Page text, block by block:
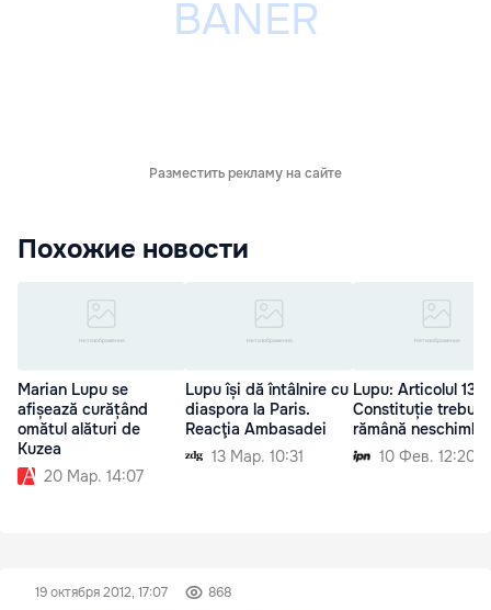
Разместить рекламу на сайте
Похожие новости
Marian Lupu se
afișează curățând
omătul alături de
Kuzea
20 Мар. 14:07
Lupu își dă întâlnire cu
diaspora la Paris.
Reacţia Ambasadei
13 Мар. 10:31
Lupu: Articolul 13
Constituție trebuie
rămână
10 Фев. 12:20
19 октября 2012, 17:07 868